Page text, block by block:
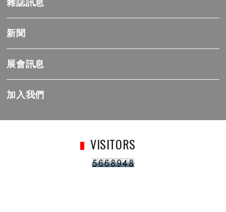
雜誌訊息
新聞
展會訊息
加入我們
VISITORS